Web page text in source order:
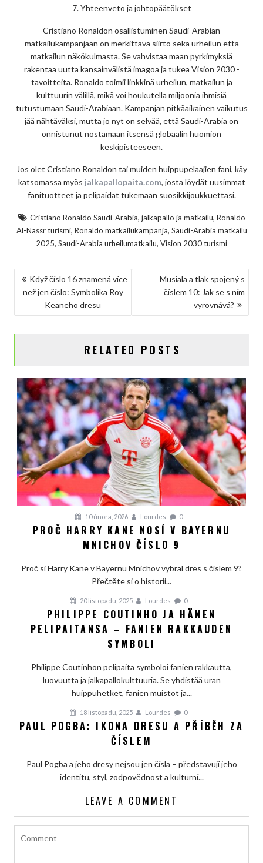
7. Yhteenveto ja johtopäätökset
Cristiano Ronaldon osallistuminen Saudi-Arabian
matkailukampanjaan on merkittävä siirto sekä urheilun että
matkailun näkökulmasta. Se vahvistaa maan pyrkimyksiä
rakentaa uutta kansainvälistä imagoa ja tukea Vision 2030 -
tavoitteita. Ronaldo toimii linkkinä urheilun, matkailun ja
kulttuurin välillä, mikä voi houkutella miljoonia ihmisiä
tutustumaan Saudi-Arabiaan. Kampanjan pitkäaikainen vaikutus
jää nähtäväksi, mutta jo nyt on selvää, että Saudi-Arabia on
onnistunut nostamaan itsensä globaalin huomion
keskipisteeseen.
Jos olet Cristiano Ronaldon tai muiden huippupelaajien fani, käy
katsomassa myös jalkapallopaita.com, josta löydät uusimmat
fanituotteet ja pelipaidat tukemaan suosikkijoukkuettasi.
Cristiano Ronaldo Saudi-Arabia, jalkapallo ja matkailu, Ronaldo
Al-Nassr turismi, Ronaldo matkailukampanja, Saudi-Arabia matkailu
2025, Saudi-Arabia urheilumatkailu, Vision 2030 turismi
NAVIGACE
PRO
PŘÍSPĚVEK
Když číslo 16 znamená více
než jen číslo: Symbolika Roy
Keaneho dresu
Musiala a tlak spojený s
číslem 10: Jak se s ním
vyrovnává?
RELATED POSTS
10 února, 2026 Lourdes 0
PROČ HARRY KANE NOSÍ V BAYERNU
MNICHOV ČÍSLO 9
Proč si Harry Kane v Bayernu Mnichov vybral dres s číslem 9?
Přečtěte si o historii...
20 listopadu, 2025 Lourdes 0
PHILIPPE COUTINHO JA HÄNEN
PELIPAITANSA – FANIEN RAKKAUDEN
SYMBOLI
Philippe Coutinhon pelipaita symboloi fanien rakkautta,
luovuutta ja jalkapallokulttuuria. Se yhdistää uran
huippuhetket, fanien muistot ja...
18 listopadu, 2025 Lourdes 0
PAUL POGBA: IKONA DRESU A PŘÍBĚH ZA
ČÍSLEM
Paul Pogba a jeho dresy nejsou jen čísla – představují jeho
identitu, styl, zodpovědnost a kulturní...
LEAVE A COMMENT